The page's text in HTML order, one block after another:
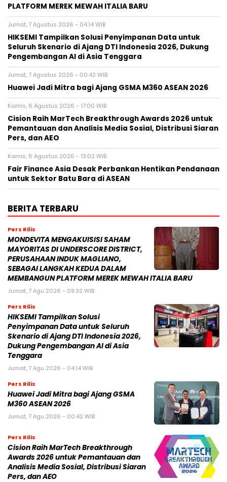
PLATFORM MEREK MEWAH ITALIA BARU
Jumat, 7 Agustus 2026 - 04:14 WIB
HIKSEMI Tampilkan Solusi Penyimpanan Data untuk
Seluruh Skenario di Ajang DTI Indonesia 2026, Dukung
Pengembangan AI di Asia Tenggara
Jumat, 7 Agustus 2026 - 00:42 WIB
Huawei Jadi Mitra bagi Ajang GSMA M360 ASEAN 2026
Kamis, 6 Agustus 2026 - 17:00 WIB
Cision Raih MarTech Breakthrough Awards 2026 untuk
Pemantauan dan Analisis Media Sosial, Distribusi Siaran
Pers, dan AEO
Kamis, 6 Agustus 2026 - 13:02 WIB
Fair Finance Asia Desak Perbankan Hentikan Pendanaan
untuk Sektor Batu Bara di ASEAN
BERITA TERBARU
Pers Rilis
MONDEVITA MENGAKUISISI SAHAM
MAYORITAS DI UNDERSCORE DISTRICT,
PERUSAHAAN INDUK MAGLIANO,
SEBAGAI LANGKAH KEDUA DALAM
MEMBANGUN PLATFORM MEREK MEWAH ITALIA BARU
Jumat, 7 Agu 2026 - 09:32 WIB
Pers Rilis
HIKSEMI Tampilkan Solusi
Penyimpanan Data untuk Seluruh
Skenario di Ajang DTI Indonesia 2026,
Dukung Pengembangan AI di Asia
Tenggara
Jumat, 7 Agu 2026 - 04:14 WIB
Pers Rilis
Huawei Jadi Mitra bagi Ajang GSMA
M360 ASEAN 2026
Jumat, 7 Agu 2026 - 00:42 WIB
Pers Rilis
Cision Raih MarTech Breakthrough
Awards 2026 untuk Pemantauan dan
Analisis Media Sosial, Distribusi Siaran
Pers, dan AEO